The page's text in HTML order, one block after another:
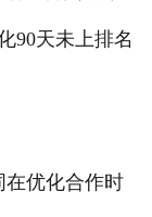
90天未上排名
优化合作时